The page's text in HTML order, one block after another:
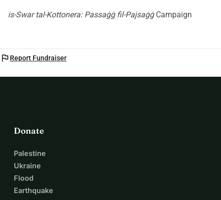
is-Swar tal-Kottonera: Passaġġ fil-PajsaġġCampaign
flag Report Fundraiser
Donate
Palestine
Ukraine
Flood
Earthquake